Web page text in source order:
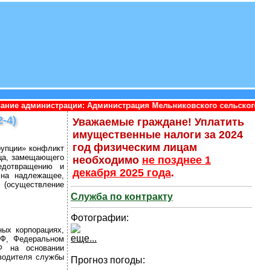
Администрация Мельниковского сельского поселения
4)
конфликт
замещающего
и
надлежащее,
корпорациях,
Федеральном
на основании
службы
Уважаемые граждане! Уплатить
имущественные налоги за 2024
год физическим лицам
необходимо не позднее 1
декабря 2025 года.
Служба по контракту
Фотографии:
еще...
Прогноз погоды: